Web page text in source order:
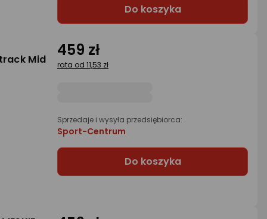
Do koszyka
Mid 459 zł
rata od 11,53 zł
Sprzedaje i wysyła przedsiębiorca:
Sport-Centrum
Do koszyka